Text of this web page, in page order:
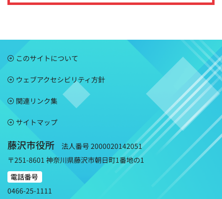
このサイトについて
ウェブアクセシビリティ方針
関連リンク集
サイトマップ
藤沢市役所
法人番号 2000020142051
〒251-8601 神奈川県藤沢市朝日町1番地の1
電話番号
0466-25-1111